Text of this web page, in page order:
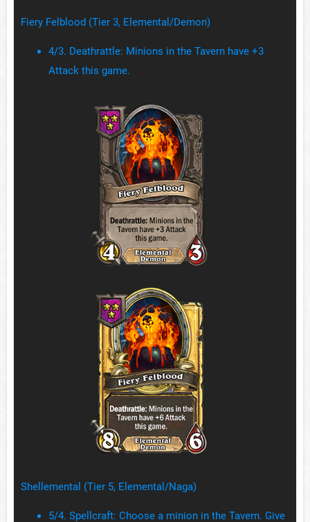
Fiery Felblood (Tier 3, Elemental/Demon)
4/3. Deathrattle: Minions in the Tavern have +3
Attack this game.
Shellemental (Tier 5, Elemental/Naga)
5/4. Spellcraft: Choose a minion in the Tavern. Give